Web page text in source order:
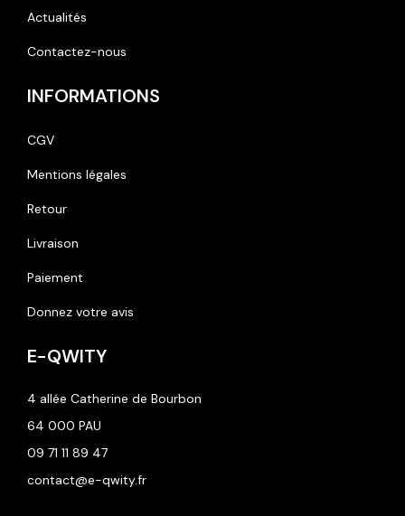
Actualités
Contactez-nous
INFORMATIONS
CGV
Mentions légales
Retour
Livraison
Paiement
Donnez votre avis
E-QWITY
4 allée Catherine de Bourbon
64 000 PAU
09 71 11 89 47
contact@e-qwity.fr